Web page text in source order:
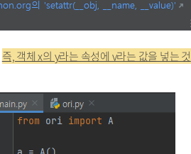
즉, 객체 x의 y라는 속성에 v라는 값을 넣는 것